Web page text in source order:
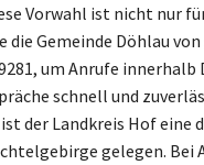
Vorwahl ist nicht nur
Gemeinde Döhlau
um Anrufe innerhalb
schnell und
der Landkreis Hof eine
gelegen. Bei